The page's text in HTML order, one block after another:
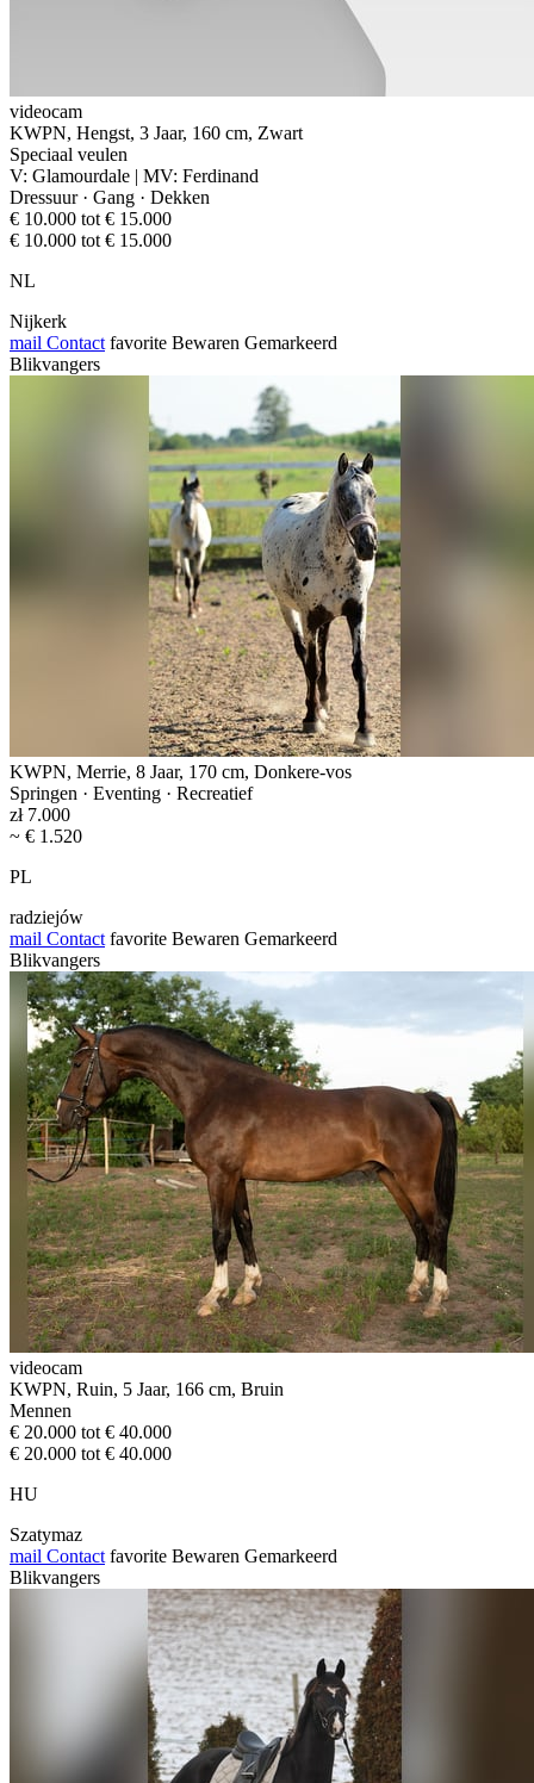
videocam
KWPN, Hengst, 3 Jaar, 160 cm, Zwart
Speciaal veulen
V: Glamourdale | MV: Ferdinand
Dressuur · Gang · Dekken
€ 10.000 tot € 15.000
€ 10.000 tot € 15.000
NL
Nijkerk
mail Contact favorite Bewaren Gemarkeerd
Blikvangers
KWPN, Merrie, 8 Jaar, 170 cm, Donkere-vos
Springen · Eventing · Recreatief
zł 7.000
~ € 1.520
PL
radziejów
mail Contact favorite Bewaren Gemarkeerd
Blikvangers
videocam
KWPN, Ruin, 5 Jaar, 166 cm, Bruin
Mennen
€ 20.000 tot € 40.000
€ 20.000 tot € 40.000
HU
Szatymaz
mail Contact favorite Bewaren Gemarkeerd
Blikvangers